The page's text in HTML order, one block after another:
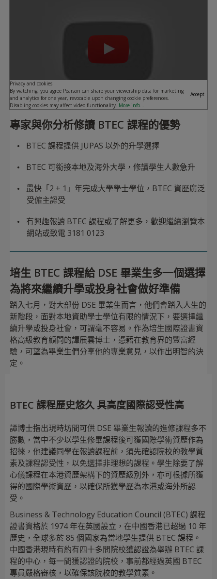
Privacy and cookies
By watching, you agree Pearson can share your viewership data for marketing
and analytics for one year, revocable upon changing cookie preferences.
Disabling cookies may affect video functionality. More info...
Accept
專家與你分析修讀 BTEC 課程的優勢
BTEC 課程提供 JUPAS 以外的升學選擇
BTEC 可銜接本地及海外大學，修讀學生人數急升
最快「2 + 1」年完成大學學士學位，BTEC 資歷廣泛
受僱主認受
有興趣報讀 BTEC 課程或了解更多，歡迎繼續瀏覽本
網站或致電 3181 0123
培生 BTEC 課程給 DSE 畢業生多一個選擇
為將來繼續升學或投身社會做好準備
踏入七月，對大部份 DSE 畢業生而言，他們會踏入人生的
新階段，面對本地資助學士學位有限的情況下，要選擇繼
續升學或投身社會，可謂毫不容易。作為培生國際證書資
格高級教育顧問的譚展雲博士，憑藉在教育界的豐富經
驗，可望為畢業生們分享他的專業意見，以作出明智的決
定。
BTEC 課程歷史悠久 具高度國際認受性高
譚博士指出現時坊間可供 DSE 畢業生報讀的進修課程多不
勝數，當中不少以學生修畢課程後可獲國際學術資歷作為
招徠，他建議同學在報讀課程前，須先確認院校的教學質
素及課程認受性，以免選擇非理想的課程。學生除要了解
心儀課程在本港資歷架構下的資歷級別外，亦可根據所獲
得的國際學術資歷，以確保所獲學歷為本港或海外所認
受。
Business & Technology Education Council (BTEC) 課程
證書資格於 1974 年在英國設立，在中國香港已超過 10 年
歷史，全球多於 85 個國家為當地學生提供 BTEC 課程。
中國香港現時有約有四十多間院校獲認證為舉辦 BTEC 課
程的中心，每一間獲認證的院校，事前都經過英國 BTEC
專員嚴格審核，以確保該院校的教學質素。